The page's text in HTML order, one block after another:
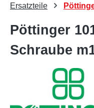
Ersatzteile
Pöttinger
Schraube